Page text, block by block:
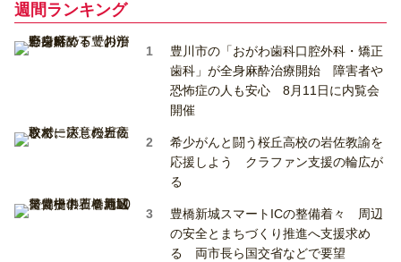
週間ランキング
豊川市の「おがわ歯科口腔外科・矯正
歯科」が全身麻酔治療開始 障害者や
恐怖症の人も安心 8月11日に内覧会
開催
希少がんと闘う桜丘高校の岩佐教諭を
応援しよう クラファン支援の輪広が
る
豊橋新城スマートICの整備着々 周辺
の安全とまちづくり推進へ支援求め
る 両市長ら国交省などで要望